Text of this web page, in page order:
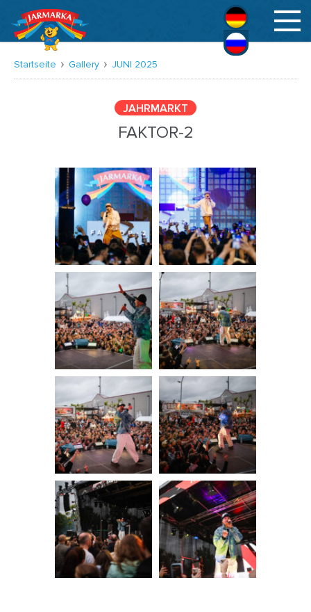
Deutsch
Русский
Startseite Gallery JUNI 2025
JAHRMARKT
FAKTOR-2